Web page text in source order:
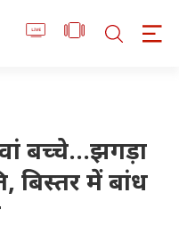
बच्चे...झगड़ा
बिस्तर में बांध